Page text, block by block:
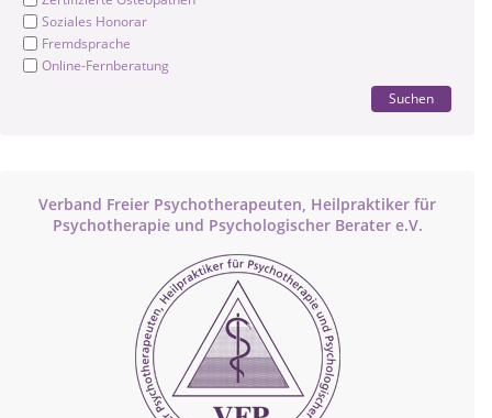
Soziales Honorar
Fremdsprache
Online-Fernberatung
Suchen
Verband Freier Psychotherapeuten, Heilpraktiker für
Psychotherapie und Psychologischer Berater e.V.